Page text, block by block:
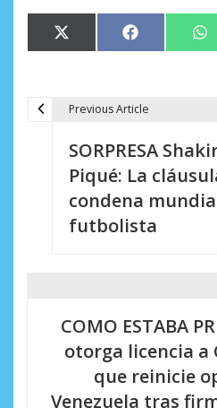
Compartir
en
X
(Twitter)
Compartir
en
Facebook
Previous Article
SORPRESA
Piqué: La
condena
futbolista
COMO ESTABA
otorga licencia a
que reinicie
Venezuela tras